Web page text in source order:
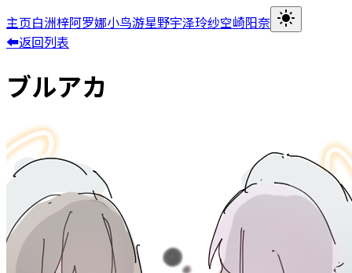
主页白洲梓阿罗娜小鸟游星野宇泽玲纱空崎阳奈
⬅返回列表
ブルアカ